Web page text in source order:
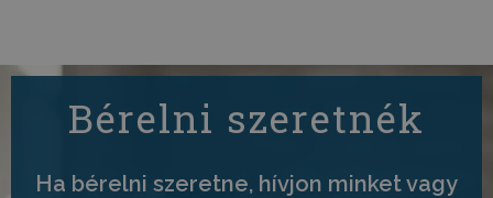
Bérelni szeretnék
Ha bérelni szeretne, hívjon minket vagy